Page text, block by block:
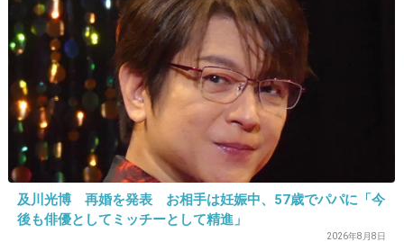
>>12
かぶった笑
+11
19. 匿名2018/11/14(水) 16:57:17
ペイ！
帰」した本当の理由
及川光博 再婚を発表 お相手は妊娠中、57歳でパパに「今
後も俳優としてミッチーとして精進」
2026年8月8日